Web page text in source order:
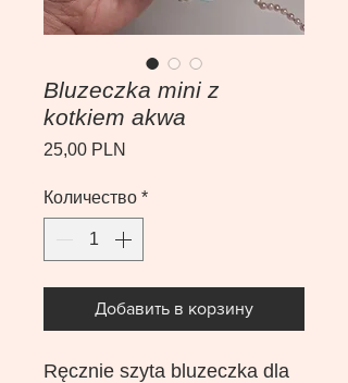
Bluzeczka mini z
kotkiem akwa
25,00 PLN
Количество *
Добавить в корзину
Ręcznie szyta bluzeczka dla